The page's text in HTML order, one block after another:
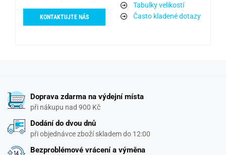
KONTAKTUJTE NÁS
Tabulky velikostí
Často kladené dotazy
Doprava zdarma na výdejní místa
při nákupu nad 900 Kč
Dodání do dvou dnů
při objednávce zboží skladem do 12:00
Bezproblémové vrácení a výměna